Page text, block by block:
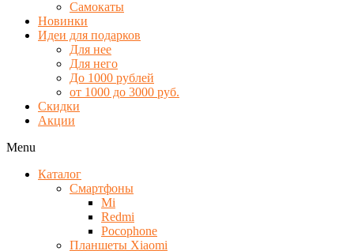
Самокаты
Новинки
Идеи для подарков
Для нее
Для него
До 1000 рублей
от 1000 до 3000 руб.
Скидки
Акции
Menu
Каталог
Смартфоны
Mi
Redmi
Pocophone
Планшеты Xiaomi